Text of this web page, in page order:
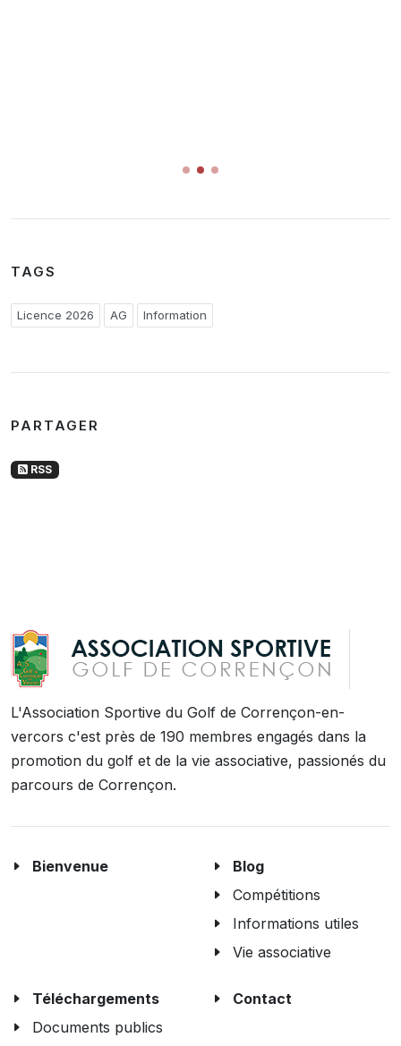
TAGS
Licence 2026 AG Information
PARTAGER
RSS
L'Association Sportive du Golf de Corrençon-en-
vercors c'est près de 190 membres engagés dans la
promotion du golf et de la vie associative, passionés du
parcours de Corrençon.
Bienvenue
Blog
Compétitions
Informations utiles
Vie associative
Téléchargements
Documents publics
Contact